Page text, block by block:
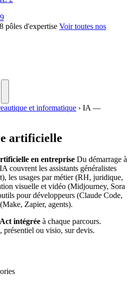
pôles d'expertise Voir toutes nos
et informatique › IA —
artificielle
en entreprise Du démarrage à
couvrent les assistants généralistes
les usages par métier (RH, juridique,
visuelle et vidéo (Midjourney, Sora
pour développeurs (Claude Code,
Zapier, agents).
intégrée à chaque parcours.
présentiel ou visio, sur devis.